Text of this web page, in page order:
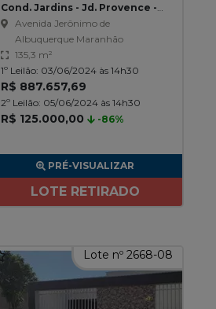
Cond. Jardins - Jd. Provence -
São Luis/MA
Avenida Jerônimo de
Albuquerque Maranhão
135,3 m²
1º Leilão: 03/06/2024 às 14h30
R$ 887.657,69
2º Leilão: 05/06/2024 às 14h30
R$ 125.000,00 -86%
PRÉ-VISUALIZAR
LOTE RETIRADO
Lote nº 2668-08